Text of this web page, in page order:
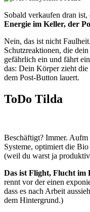
Sobald verkaufen dran
Energie im Keller, der
Nein, das ist nicht
Schutzreaktionen, die
gefährlich ein und fährt
das: Dein Körper zieht
dem Post-Button lauert.
ToDo Tilda
Beschäftigt? Immer.
Systeme, optimiert die
(weil du warst ja
Das ist Flight, Flucht
rennt vor der einen
dass es nach Arbeit
dem Hintergrund.)